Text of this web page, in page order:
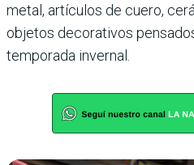
metal, artículos de cuero,
objetos decorativos
temporada invernal.